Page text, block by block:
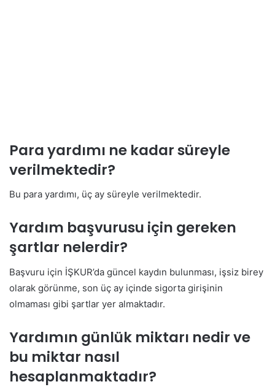
Para yardımı ne kadar süreyle
verilmektedir?
Bu para yardımı, üç ay süreyle verilmektedir.
Yardım başvurusu için gereken
şartlar nelerdir?
Başvuru için İŞKUR’da güncel kaydın bulunması, işsiz birey
olarak görünme, son üç ay içinde sigorta girişinin
olmaması gibi şartlar yer almaktadır.
Yardımın günlük miktarı nedir ve
bu miktar nasıl
hesaplanmaktadır?